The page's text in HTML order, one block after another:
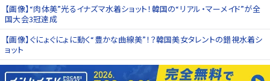
【画像】“肉体美”光るイナズマ水着ショット！韓国の“リアル・マーメイド”が全
国大会3冠達成
【画像】ぐにょぐにょに動く“豊かな曲線美”！？韓国美女タレントの錯視水着シ
ョット